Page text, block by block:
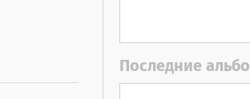
Последние